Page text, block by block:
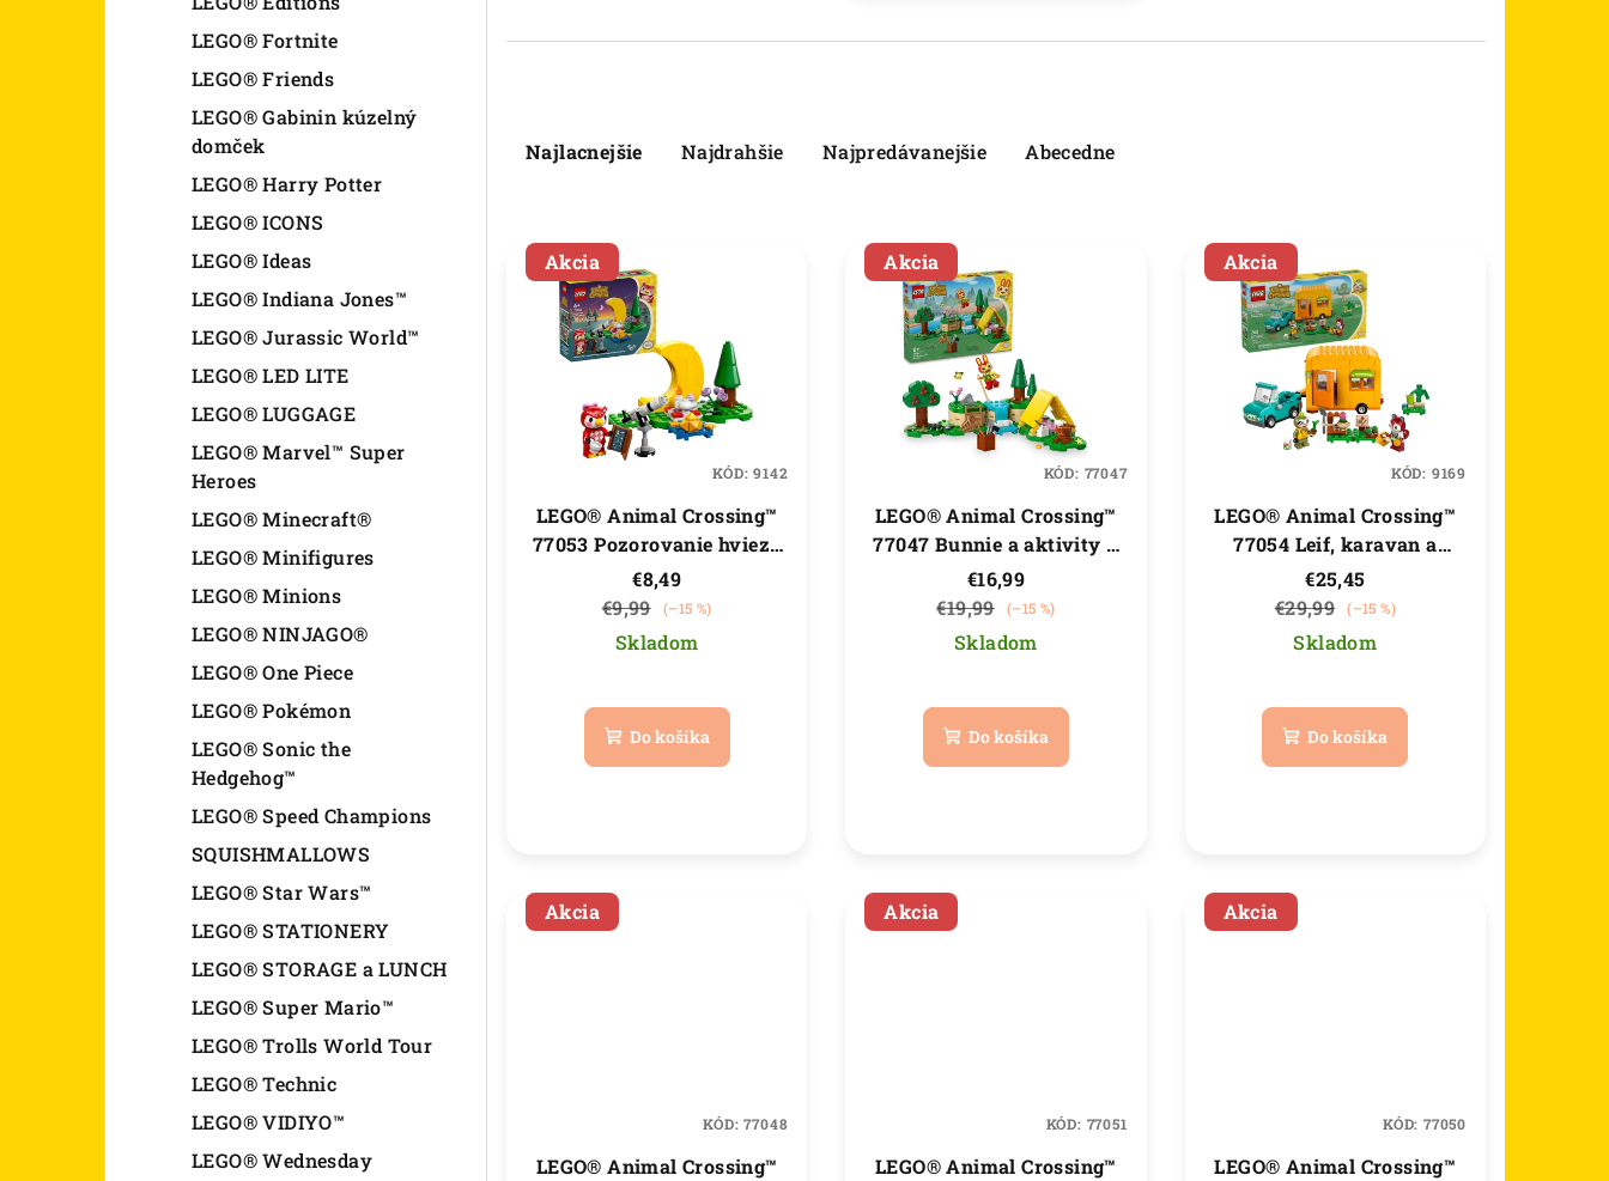
LEGO® Fortnite
LEGO® Friends
LEGO® Gabinin kúzelný
domček
LEGO® Harry Potter
LEGO® ICONS
LEGO® Ideas
LEGO® Indiana Jones™
LEGO® Jurassic World™
LEGO® LED LITE
LEGO® LUGGAGE
LEGO® Marvel™ Super
Heroes
LEGO® Minecraft®
LEGO® Minifigures
LEGO® Minions
LEGO® NINJAGO®
LEGO® One Piece
LEGO® Pokémon
LEGO® Sonic the
Hedgehog™
LEGO® Speed Champions
SQUISHMALLOWS
LEGO® Star Wars™
LEGO® STATIONERY
LEGO® STORAGE a LUNCH
LEGO® Super Mario™
LEGO® Trolls World Tour
LEGO® Technic
LEGO® VIDIYO™
LEGO® Wednesday
a
e
Najlacnejšie Najdrahšie Najpredávanejšie Abecedne
V
ý
Akcia
LEGO® Animal Crossing™
77053 Pozorovanie hviezd
s Celeste
€8,49
€9,99
(–15 %)
Skladom
hodnotenie
produktu
je
Do košíka
KÓD:9142
Akcia
LEGO® Animal Crossing™
77047 Bunnie a aktivity v
prírode
€16,99
€19,99
(–15 %)
Skladom
hodnotenie
produktu
je
Do košíka
KÓD: 77047
Akcia
LEGO® Animal Crossing™
77054 Leif, karavan a
záhradkársky obchod
€25,45
€29,99
(–15 %)
Skladom
hodnotenie
produktu
je
Do košíka
KÓD: 9169
Akcia
LEGO® Animal Crossing™
KÓD:77048
Akcia
LEGO® Animal Crossing™
KÓD: 77051
Akcia
LEGO® Animal Crossing™
KÓD: 77050